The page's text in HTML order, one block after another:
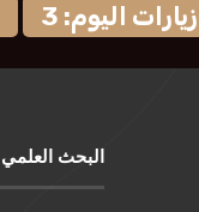
زيارات اليوم: 3
البحث العلمي